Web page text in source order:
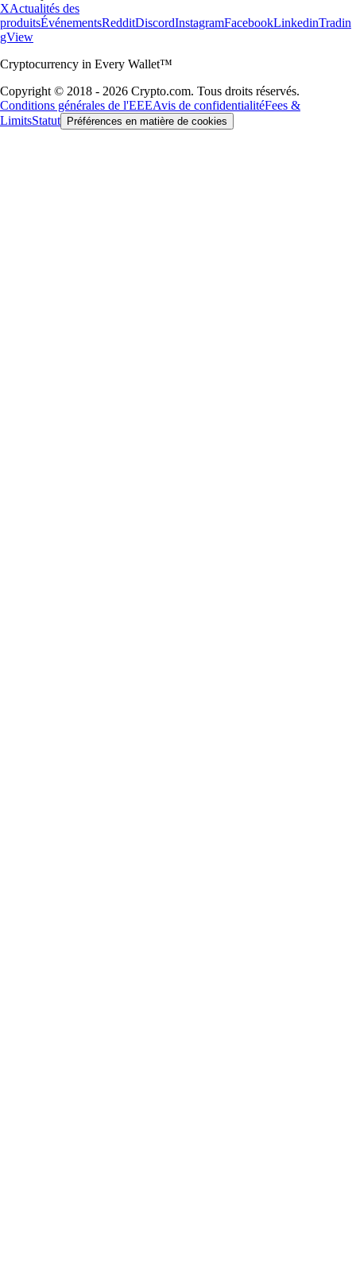
XActualités des
produitsÉvénementsRedditDiscordInstagramFacebookLinkedinTradin
gView
Cryptocurrency in Every Wallet™
Copyright © 2018 - 2026 Crypto.com. Tous droits réservés.
Conditions générales de l'EEEAvis de confidentialitéFees &
LimitsStatut Préférences en matière de cookies